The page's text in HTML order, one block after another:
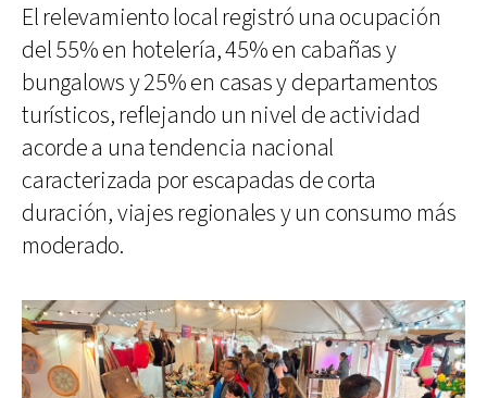
El relevamiento local registró una ocupación
del 55% en hotelería, 45% en cabañas y
bungalows y 25% en casas y departamentos
turísticos, reflejando un nivel de actividad
acorde a una tendencia nacional
caracterizada por escapadas de corta
duración, viajes regionales y un consumo más
moderado.